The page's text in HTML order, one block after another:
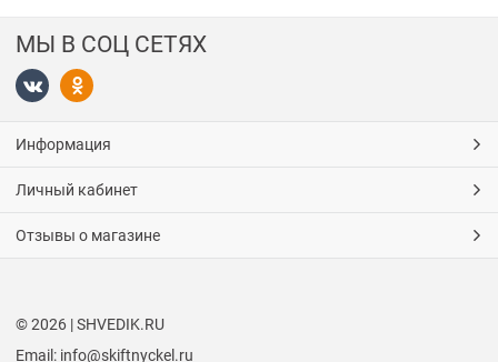
МЫ В СОЦ СЕТЯХ
Информация
Личный кабинет
Отзывы о магазине
© 2026 | SHVEDIK.RU
Email: info@skiftnyckel.ru